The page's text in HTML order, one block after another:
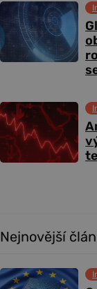
Nejnovější